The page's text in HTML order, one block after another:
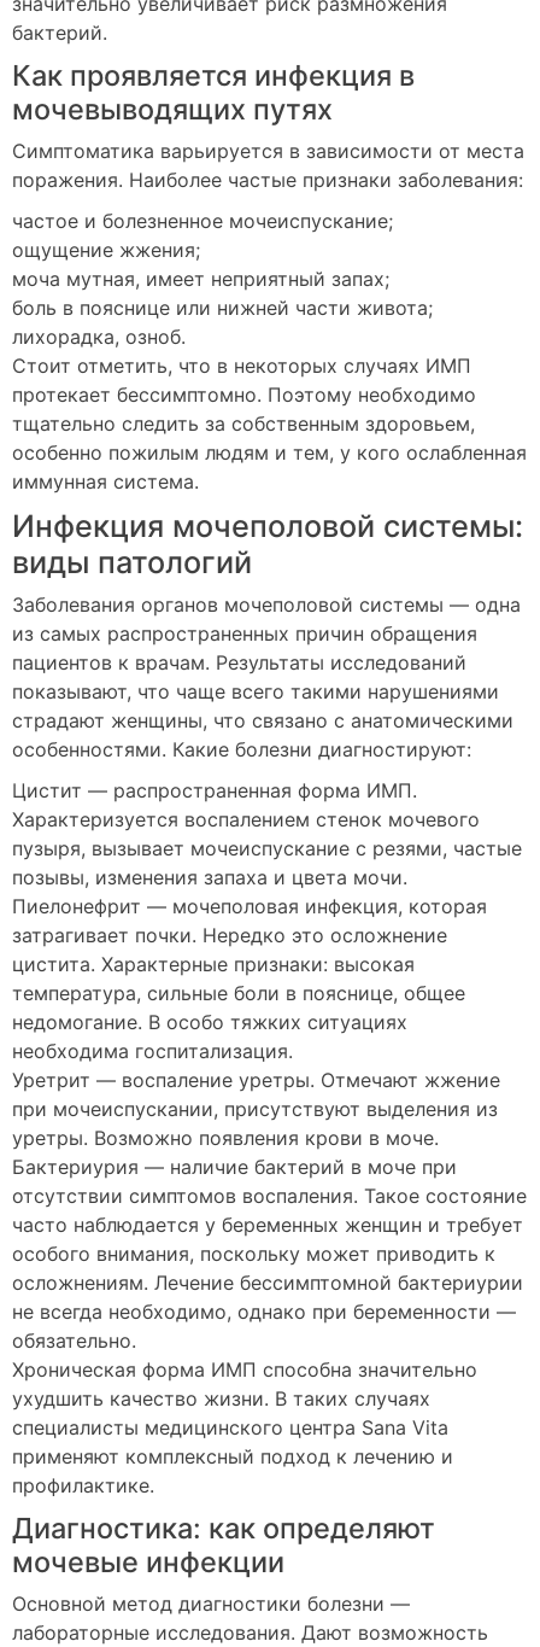
бактерий.
Как проявляется инфекция в
мочевыводящих путях
Симптоматика варьируется в зависимости от места
поражения. Наиболее частые признаки заболевания:
частое и болезненное мочеиспускание;
ощущение жжения;
моча мутная, имеет неприятный запах;
боль в пояснице или нижней части живота;
лихорадка, озноб.
Стоит отметить, что в некоторых случаях ИМП
протекает бессимптомно. Поэтому необходимо
тщательно следить за собственным здоровьем,
особенно пожилым людям и тем, у кого ослабленная
иммунная система.
Инфекция мочеполовой системы:
виды патологий
Заболевания органов мочеполовой системы — одна
из самых распространенных причин обращения
пациентов к врачам. Результаты исследований
показывают, что чаще всего такими нарушениями
страдают женщины, что связано с анатомическими
особенностями. Какие болезни диагностируют:
Цистит — распространенная форма ИМП.
Характеризуется воспалением стенок мочевого
пузыря, вызывает мочеиспускание с резями, частые
позывы, изменения запаха и цвета мочи.
Пиелонефрит — мочеполовая инфекция, которая
затрагивает почки. Нередко это осложнение
цистита. Характерные признаки: высокая
температура, сильные боли в пояснице, общее
недомогание. В особо тяжких ситуациях
необходима госпитализация.
Уретрит — воспаление уретры. Отмечают жжение
при мочеиспускании, присутствуют выделения из
уретры. Возможно появления крови в моче.
Бактериурия — наличие бактерий в моче при
отсутствии симптомов воспаления. Такое состояние
часто наблюдается у беременных женщин и требует
особого внимания, поскольку может приводить к
осложнениям. Лечение бессимптомной бактериурии
не всегда необходимо, однако при беременности —
обязательно.
Хроническая форма ИМП способна значительно
ухудшить качество жизни. В таких случаях
специалисты медицинского центра Sana Vita
применяют комплексный подход к лечению и
профилактике.
Диагностика: как определяют
мочевые инфекции
Основной метод диагностики болезни —
лабораторные исследования. Дают возможность